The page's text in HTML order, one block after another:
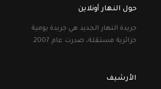
حول النهار أونلاين
جريدة النهار الجديد هي جريدة يومية
جزائرية مستقلة، صدرت عام 2007.
الأرشيف